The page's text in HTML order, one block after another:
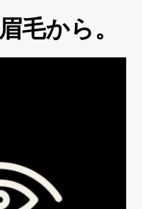
毛から。